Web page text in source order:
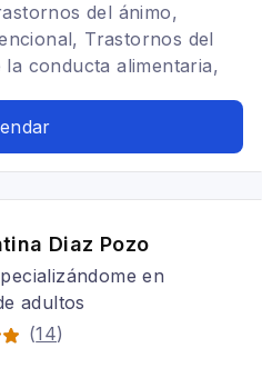
del ánimo,
Trastornos del
conducta alimentaria,
Diaz Pozo
en
adultos
(14)